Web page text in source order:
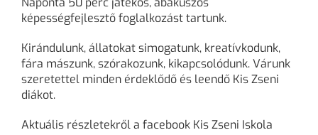
képességfejlesztő foglalkozást tartunk.
Kirándulunk, állatokat simogatunk, kreatívkodunk,
fára mászunk, szórakozunk, kikapcsolódunk. Várunk
szeretettel minden érdeklődő és leendő Kis Zseni
diákot.
Aktuális részletekről a facebook Kis Zseni Iskola